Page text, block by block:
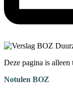
Deze pagina is
Notulen BOZ